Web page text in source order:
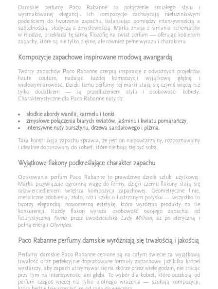
Damskie perfumy Paco Rabanne to połączenie śmiałego stylu i
wysmakowanej elegancji. Ich kompozycje zachwycają nietuzinkowym
podejściem do tworzenia zapachu, balansując pomiędzy intensywnością a
subtelnością, słodyczą a zmysłowością. Marka znana z łamania schematów
w modzie, przekłada tę samą filozofię na świat perfum — oferując kobietom
zapachy, które są nie tylko piękne, ale również pełne wyrazu i charakteru.
Kompozycje zapachowe inspirowane modową awangardą
Twórcy zapachów Paco Rabanne czerpią inspiracje z odważnych projektów
haute couture, nadając każdej kompozycji wyjątkową głębię i
wielowymiarowość. Dzięki temu perfumy tej marki stają się czymś więcej niż
tylko dodatkiem — są przedłużeniem stylu i osobowości kobiety.
Charakterystyczne dla Paco Rabanne nuty to:
słodkie akordy wanilii, karmelu i tonki,
zmysłowe połączenia białych kwiatów, jaśminu i kwiatu pomarańczy,
intensywne nuty bursztynu, drzewa sandałowego i piżma.
Taka konstrukcja zapachu sprawia, że jest on niepowtarzalny, rozpoznawalny
i idealnie dopasowany do kobiet, które nie boją się być sobą.
Wyjątkowe flakony podkreślające charakter zapachu
Opakowania perfum Paco Rabanne to prawdziwe dzieła sztuki użytkowej.
Marka przywiązuje ogromną wagę do formy, dzięki czemu flakony stają się
odzwierciedleniem wnętrza kompozycji zapachowej. Geometryczne linie,
metaliczne zdobienia, złoto, róż i szkło o lustrzanym połysku — wszystko to
tworzy elegancką, nowoczesną estetykę, która wyróżnia produkty na tle
konkurencji. Każdy flakon wyraża osobowość swojego zapachu: od
futurystycznej Fame, przez uwodzicielską Lady Million, aż po eteryczną i
pełną energii Olympea.
Paco Rabanne perfumy damskie wyróżniają się trwałością i jakością
Perfumy damskie Paco Rabanne cenione są na całym świecie za wyjątkową
trwałość oraz perfekcyjnie dopracowane formuły zapachowe. Już kilka kropel
wystarczy, aby zapach utrzymywał się na skórze przez wiele godzin, nie tracąc
przy tym na intensywności ani głębi. To wybór dla kobiet, które oczekują od
perfum czegoś więcej niż tylko ulotnego wrażenia — szukają kompozycji,